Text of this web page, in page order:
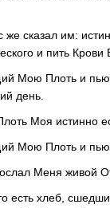
же сказал им:
и пить
Мою Плоть и
день.
Моя истинно
Мою Плоть и
Меня живой
есть хлеб,